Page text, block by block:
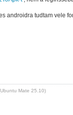
androidra tudtam vele
Mate 25.10)